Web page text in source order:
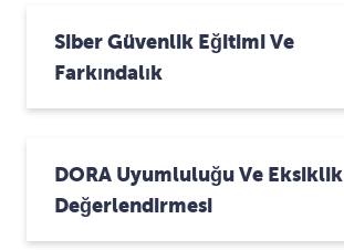
Siber Güvenlik Eğitimi Ve
Farkındalık
DORA Uyumluluğu Ve Eksiklik
Değerlendirmesi